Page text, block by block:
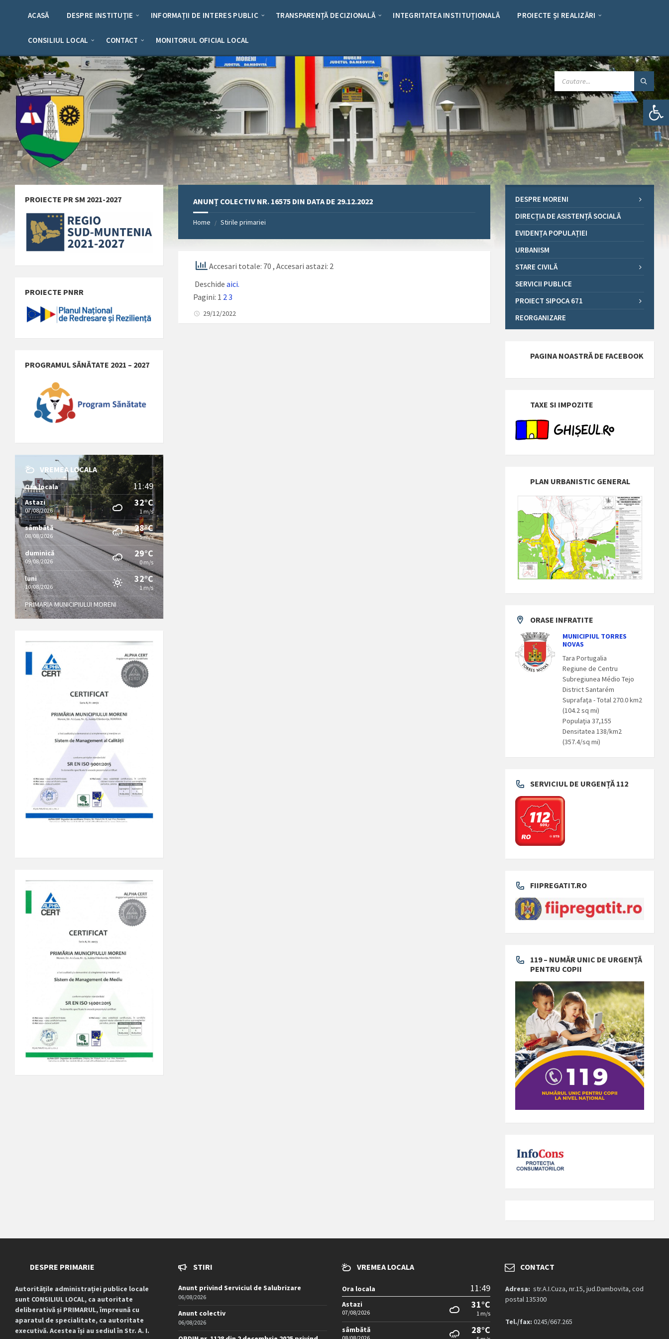
Deschide bara de unelte
ACASĂ DESPRE INSTITUȚIE INFORMAȚII DE INTERES PUBLIC TRANSPARENȚĂ DECIZIONALĂ INTEGRITATEA INSTITUȚIONALĂ PROIECTE ȘI REALIZĂRI
CONSILIUL LOCAL CONTACT MONITORUL OFICIAL LOCAL
CAUTARE:
ANUNȚ COLECTIV NR. 16575 DIN DATA DE 29.12.2022
Home / Stirile primariei
Accesari totale: 70, Accesari astazi: 2
Deschideaici.
Pagini: 1 2 3
29/12/2022
PROIECTE PR SM 2021-2027
PROIECTE PNRR
PROGRAMUL SĂNĂTATE 2021 – 2027
VREMEA LOCALA
Ora locala 11:49
Astazi
07/08/2026
32°C
1 m/s
sâmbătă
08/08/2026
28°C
5 m/s
duminică
09/08/2026
29°C
0 m/s
luni
10/08/2026
32°C
1 m/s
PRIMARIA MUNICIPIULUI MORENI
DESPRE MORENI
DIRECȚIA DE ASISTENȚĂ SOCIALĂ
EVIDENȚA POPULAȚIEI
URBANISM
STARE CIVILĂ
SERVICII PUBLICE
PROIECT SIPOCA 671
REORGANIZARE
PAGINA NOASTRĂ DE FACEBOOK
TAXE SI IMPOZITE
PLAN URBANISTIC GENERAL
ORASE INFRATITE
MUNICIPIUL TORRES
NOVAS
Tara Portugalia
Regiune de Centru
Subregiunea Médio Tejo
District Santarém
Suprafaţa - Total 270.0 km2
(104.2 sq mi)
Populaţia 37,155
Densitatea 138/km2
(357.4/sq mi)
SERVICIUL DE URGENȚĂ 112
FIIPREGATIT.RO
119 – NUMĂR UNIC DE URGENȚĂ
PENTRU COPII
DESPRE PRIMARIE
Autoritățile administrației publice locale
sunt CONSILIUL LOCAL, ca autoritate
deliberativă și PRIMARUL, împreună cu
aparatul de specialitate, ca autoritate
executivă. Acestea își au sediul în Str. A. I.
STIRI
Anunt privind Serviciul de Salubrizare
06/08/2026
Anunt colectiv
06/08/2026
VREMEA LOCALA
Ora locala 11:49
Astazi
07/08/2026
31°C
1 m/s
sâmbătă 28°C
CONTACT
Adresa: str.A.I.Cuza, nr.15, jud.Dambovita, cod
postal 135300
Tel./fax: 0245/667.265